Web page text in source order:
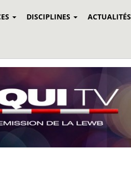
DISCIPLINES ACTUALITÉS